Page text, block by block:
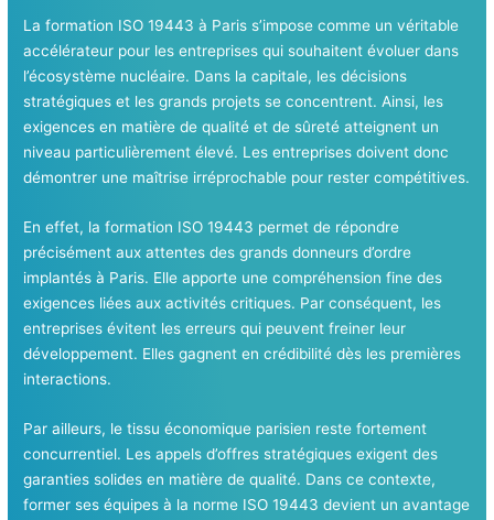
La formation ISO 19443 à Paris s’impose comme un véritable
accélérateur pour les entreprises qui souhaitent évoluer dans
l’écosystème nucléaire. Dans la capitale, les décisions
stratégiques et les grands projets se concentrent. Ainsi, les
exigences en matière de qualité et de sûreté atteignent un
niveau particulièrement élevé. Les entreprises doivent donc
démontrer une maîtrise irréprochable pour rester compétitives.
En effet, la formation ISO 19443 permet de répondre
précisément aux attentes des grands donneurs d’ordre
implantés à Paris. Elle apporte une compréhension fine des
exigences liées aux activités critiques. Par conséquent, les
entreprises évitent les erreurs qui peuvent freiner leur
développement. Elles gagnent en crédibilité dès les premières
interactions.
Par ailleurs, le tissu économique parisien reste fortement
concurrentiel. Les appels d’offres stratégiques exigent des
garanties solides en matière de qualité. Dans ce contexte,
former ses équipes à la norme ISO 19443 devient un avantage